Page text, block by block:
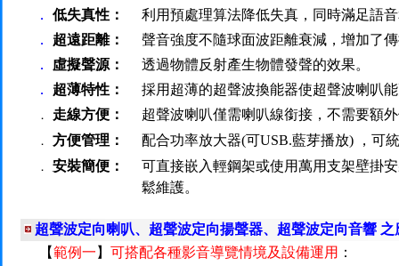
．
低失真性：
利用預處理算法降低失真，同時滿足語
．
超遠距離：
聲音強度不隨球面波距離衰減，增加了
．
虛擬聲源：
透過物體反射產生物體發聲的效果。
．
超薄特性： 採用超薄的超聲波換能器使超聲波喇叭
． 走線方便： 超聲波喇叭僅需喇叭線銜接，不需要額
． 方便管理： 配合功率放大器(可USB.藍芽播放) ，可
． 安裝簡便：
可直接嵌入輕鋼架或使用萬用支架壁掛
鬆維護。
超聲波定向喇叭、超聲波定向揚聲器、超聲波定向音響 之
【範例一 】 可搭配各種影音導覽情境及設備運用 ：